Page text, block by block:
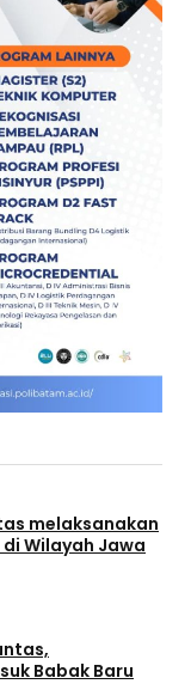
melaksanakan
Wilayah Jawa
Babak Baru